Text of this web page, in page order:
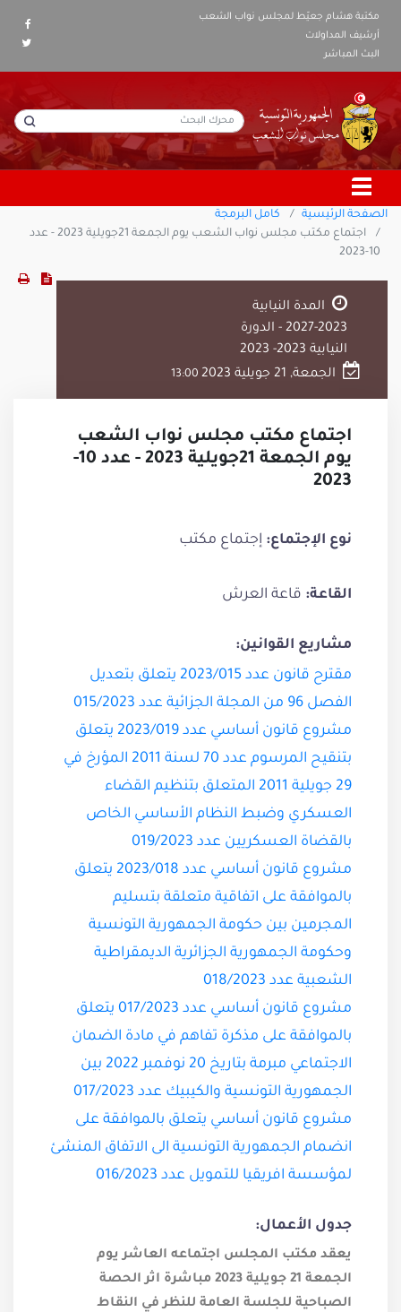
مكتبة هشام جعيّط لمجلس نواب الشعب
أرشيف المداولات
البث المباشر
الصفحة الرئيسية
كامل البرمجة
اجتماع مكتب مجلس نواب الشعب يوم الجمعة 21جويلية 2023 - عدد
10-2023
المدة النيابية
2023-2027 - الدورة
النيابية 2023- 2023
الجمعة, 21 جويلية 2023
13:00
اجتماع مكتب مجلس نواب الشعب
يوم الجمعة 21جويلية 2023 - عدد 10-
2023
نوع الإجتماع: إجتماع مكتب
القاعة: قاعة العرش
مشاريع القوانين:
مقترح قانون عدد 2023/015 يتعلق بتعديل
الفصل 96 من المجلة الجزائية عدد 015/2023
مشروع قانون أساسي عدد 2023/019 يتعلق
بتنقيح المرسوم عدد 70 لسنة 2011 المؤرخ في
29 جويلية 2011 المتعلق بتنظيم القضاء
العسكري وضبط النظام الأساسي الخاص
بالقضاة العسكريين عدد 019/2023
مشروع قانون أساسي عدد 2023/018 يتعلق
بالموافقة على اتفاقية متعلقة بتسليم
المجرمين بين حكومة الجمهورية التونسية
وحكومة الجمهورية الجزائرية الديمقراطية
الشعبية عدد 018/2023
مشروع قانون أساسي عدد 017/2023 يتعلق
بالموافقة على مذكرة تفاهم في مادة الضمان
الاجتماعي مبرمة بتاريخ 20 نوفمبر 2022 بين
الجمهورية التونسية والكيبيك عدد 017/2023
مشروع قانون أساسي يتعلق بالموافقة على
انضمام الجمهورية التونسية الى الاتفاق المنشئ
لمؤسسة افريقيا للتمويل عدد 016/2023
جدول الأعمال:
يعقد مكتب المجلس اجتماعه العاشر يوم
الجمعة 21 جويلية 2023 مباشرة اثر الحصة
الصباحية للجلسة العامة للنظر في النقاط